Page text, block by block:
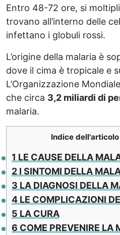
Entro 48-72 ore, si
trovano all’interno delle
infettano i globuli rossi.
L’origine della malaria è
dove il cima è tropicale e
L’Organizzazione
che circa 3,2 miliardi di
malaria.
Indice dell'articolo
1 LE CAUSE DELLA
2 I SINTOMI DELLA
3 LA DIAGNOSI DELLA
4 LE COMPLICAZIONI
5 LA CURA
6 COME PREVENIRE LA